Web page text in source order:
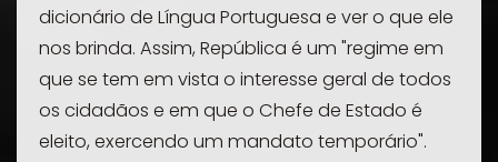
dicionário de Língua Portuguesa e ver o que ele
nos brinda. Assim, República é um "regime em
que se tem em vista o interesse geral de todos
os cidadãos e em que o Chefe de Estado é
eleito, exercendo um mandato temporário".